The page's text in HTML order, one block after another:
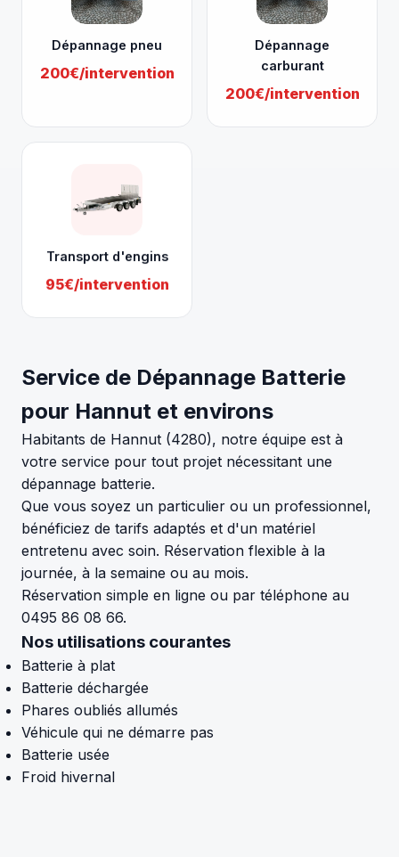
Dépannage pneu
200€/intervention
Dépannage
carburant
200€/intervention
Transport d'engins
95€/intervention
Service de Dépannage Batterie
pour Hannut et environs
Habitants de Hannut (4280), notre équipe est à
votre service pour tout projet nécessitant une
dépannage batterie.
Que vous soyez un particulier ou un professionnel,
bénéficiez de tarifs adaptés et d'un matériel
entretenu avec soin. Réservation flexible à la
journée, à la semaine ou au mois.
Réservation simple en ligne ou par téléphone au
0495 86 08 66.
Nos utilisations courantes
Batterie à plat
Batterie déchargée
Phares oubliés allumés
Véhicule qui ne démarre pas
Batterie usée
Froid hivernal